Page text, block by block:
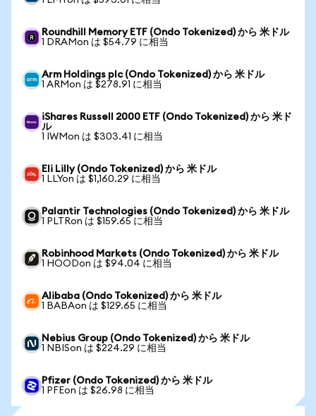
Roundhill Memory ETF (Ondo Tokenized) から 米ドル
1 DRAMon は $54.79 に相当
Arm Holdings plc (Ondo Tokenized) から 米ドル
1 ARMon は $278.91 に相当
iShares Russell 2000 ETF (Ondo Tokenized) から 米ド
ル
1 IWMon は $303.41 に相当
Eli Lilly (Ondo Tokenized) から 米ドル
1 LLYon は $1,160.29 に相当
Palantir Technologies (Ondo Tokenized) から 米ドル
1 PLTRon は $159.65 に相当
Robinhood Markets (Ondo Tokenized) から 米ドル
1 HOODon は $94.04 に相当
Alibaba (Ondo Tokenized) から 米ドル
1 BABAon は $129.65 に相当
Nebius Group (Ondo Tokenized) から 米ドル
1 NBISon は $224.29 に相当
Pfizer (Ondo Tokenized) から 米ドル
1 PFEon は $26.98 に相当